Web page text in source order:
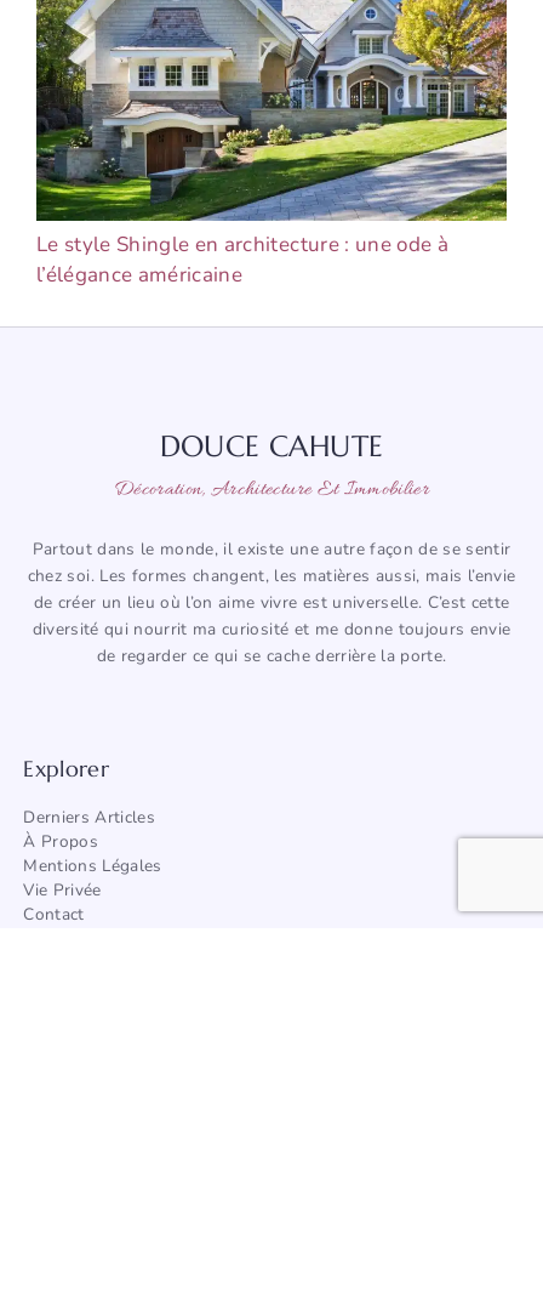
Le style Shingle en architecture : une ode à
l’élégance américaine
DOUCE CAHUTE
Décoration, Architecture Et Immobilier
Partout dans le monde, il existe une autre façon de se sentir
chez soi. Les formes changent, les matières aussi, mais l’envie
de créer un lieu où l’on aime vivre est universelle. C’est cette
diversité qui nourrit ma curiosité et me donne toujours envie
de regarder ce qui se cache derrière la porte.
Explorer
Derniers Articles
À Propos
Mentions Légales
Vie Privée
Contact